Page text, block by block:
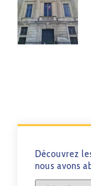
Découvrez
nous avons